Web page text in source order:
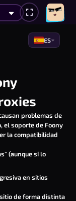
ES
problemas de
el soporte de Foony
la compatibilidad
(aunquesí lo
en sitios
de forma distinta